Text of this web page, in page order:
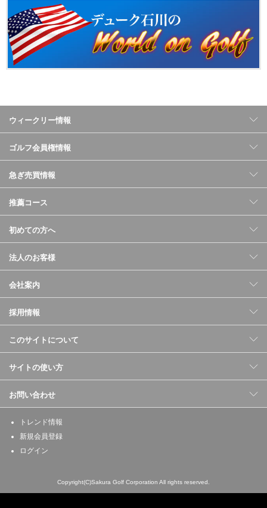
ウィークリー情報
ゴルフ会員権情報
急ぎ売買情報
推薦コース
初めての方へ
法人のお客様
会社案内
採用情報
このサイトについて
サイトの使い方
お問い合わせ
トレンド情報
新規会員登録
ログイン
Copyright(C)Sakura Golf Corporation All rights reserved.